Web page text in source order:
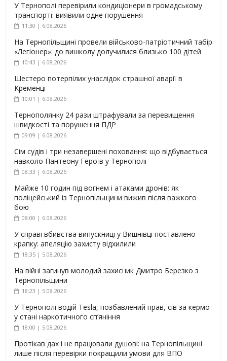
У Тернополі перевірили кондиціонери в громадському
транспорті: виявили одне порушення
11:30 | 6.08.2026
На Тернопільщині провели військово-патріотичний табір
«Легіонер»: до вишколу долучилися близько 100 дітей
10:43 | 6.08.2026
Шестеро потерпілих унаслідок страшної аварії в
Кременці
10:01 | 6.08.2026
Тернополянку 24 рази штрафували за перевищення
швидкості та порушення ПДР
09:09 | 6.08.2026
Сім судів і три незавершені поховання: що відбувається
навколо Пантеону Героїв у Тернополі
08:33 | 6.08.2026
Майже 10 годин під вогнем і атаками дронів: як
поліцейський із Тернопільщини вижив після важкого
бою
08:00 | 6.08.2026
У справі вбивства випускниці у Вишнівці поставлено
крапку: апеляцію захисту відхилили
18:35 | 5.08.2026
На війні загинув молодий захисник Дмитро Березко з
Тернопільщини
18:23 | 5.08.2026
У Тернополі водій Tesla, позбавлений прав, сів за кермо
у стані наркотичного сп’яніння
18:00 | 5.08.2026
Протікав дах і не працювали душові: на Тернопільщині
лише після перевірки покращили умови для ВПО